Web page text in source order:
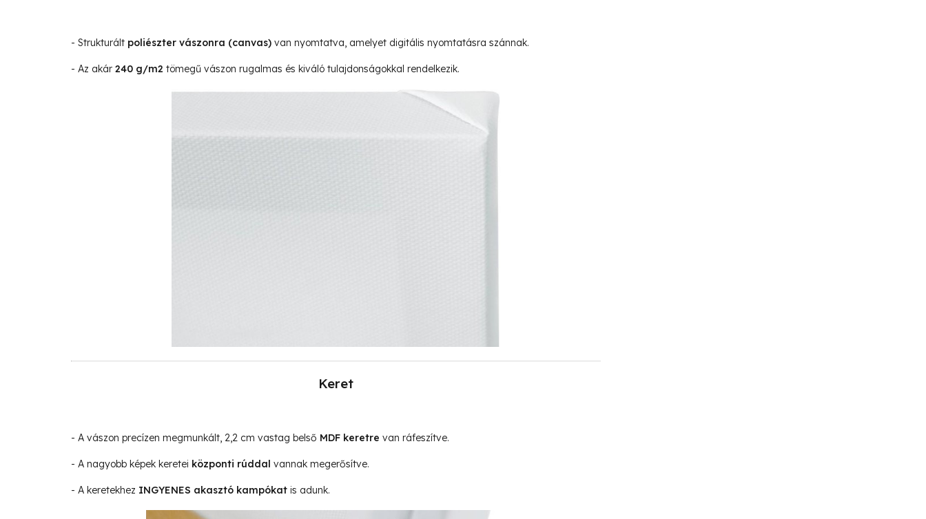
- Strukturált poliészter vászonra (canvas) van nyomtatva, amelyet digitális nyomtatásra szánnak.
- Az akár 240 g/m2 tömegű vászon rugalmas és kiváló tulajdonságokkal rendelkezik.
Keret
- A vászon precízen megmunkált, 2,2 cm vastag belső MDF keretre van ráfeszítve.
- A nagyobb képek keretei központi rúddal vannak megerősítve.
- A keretekhez INGYENES akasztó kampókat is adunk.